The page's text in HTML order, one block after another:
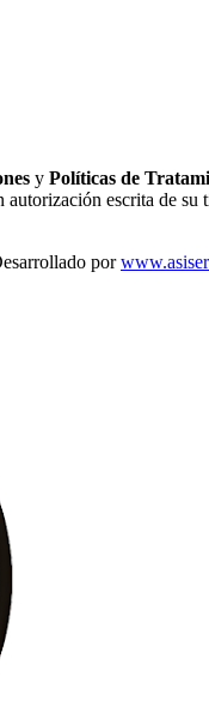
y Políticas de
escrita de
por